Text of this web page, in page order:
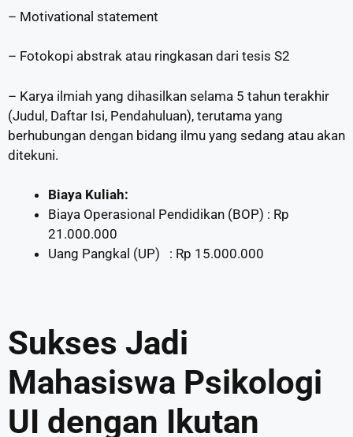
– Motivational statement
– Fotokopi abstrak atau ringkasan dari tesis S2
– Karya ilmiah yang dihasilkan selama 5 tahun terakhir
(Judul, Daftar Isi, Pendahuluan), terutama yang
berhubungan dengan bidang ilmu yang sedang atau akan
ditekuni.
Biaya Kuliah:
Biaya Operasional Pendidikan (BOP) : Rp
21.000.000
Uang Pangkal (UP) : Rp 15.000.000
Sukses Jadi
Mahasiswa Psikologi
UI dengan Ikutan